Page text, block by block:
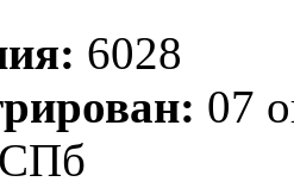
6028
07
СПб